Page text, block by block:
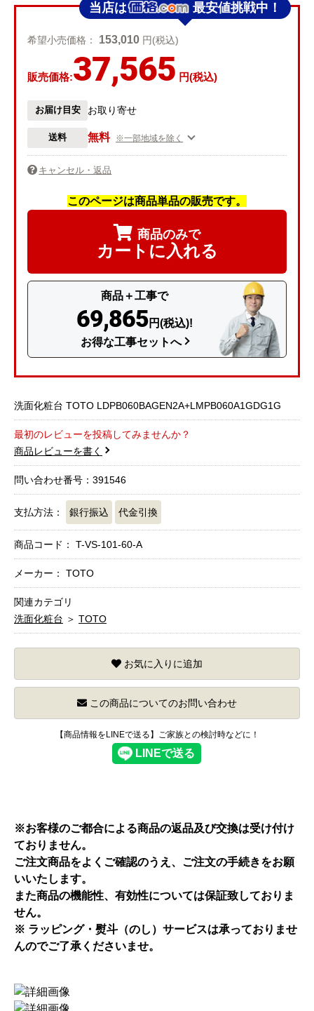
当店は 最安値挑戦中！
希望小売価格： 153,010 円(税込)
販売価格:37,565 円(税込)
お届け目安 お取り寄せ
送料 無料 ※一部地域を除く
キャンセル・返品
このページは商品単品の販売です。
商品のみで
カートに入れる
商品＋工事で
69,865円(税込)!
お得な工事セットへ
洗面化粧台 TOTO LDPB060BAGEN2A+LMPB060A1GDG1G
最初のレビューを投稿してみませんか？
商品レビューを書く
問い合わせ番号：391546
支払方法： 銀行振込 代金引換
商品コード： T-VS-101-60-A
メーカー： TOTO
関連カテゴリ
洗面化粧台 ＞ TOTO
お気に入りに追加
この商品についてのお問い合わせ
【商品情報をLINEで送る】ご家族との検討時などに！
※お客様のご都合による商品の返品及び交換は受け付け
ておりません。
ご注文商品をよくご確認のうえ、ご注文の手続きをお願
いいたします。
また商品の機能性、有効性については保証致しておりま
せん。
※ ラッピング・熨斗（のし）サービスは承っておりませ
んのでご了承くださいませ。